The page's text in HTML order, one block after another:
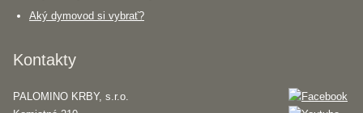
Aký dymovod si vybrať?
Kontakty
PALOMINO KRBY, s.r.o.